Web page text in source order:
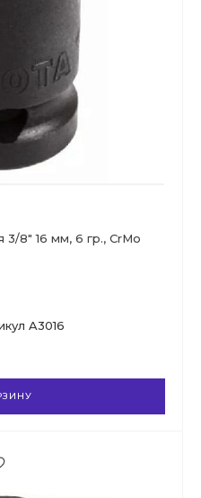
3/8" 16 мм, 6 гр., CrMo
A3016